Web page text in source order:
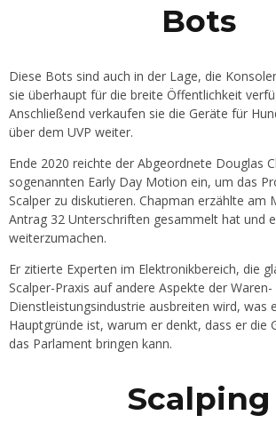
Bots
Diese Bots sind auch in der Lage, die
sie überhaupt für die breite Öffentlichkeit
Anschließend verkaufen sie die Geräte für
über dem UVP weiter.
Ende 2020 reichte der Abgeordnete Douglas
sogenannten Early Day Motion ein, um das
Scalper zu diskutieren. Chapman erzählte am
Antrag 32 Unterschriften gesammelt hat und
weiterzumachen.
Er zitierte Experten im Elektronikbereich, die
Scalper-Praxis auf andere Aspekte der Waren-
Dienstleistungsindustrie ausbreiten wird, was
Hauptgründe ist, warum er denkt, dass er die
das Parlament bringen kann.
Scalping